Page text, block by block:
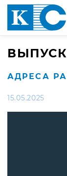
ВЫПУСК
АДРЕСА
15.05.2025